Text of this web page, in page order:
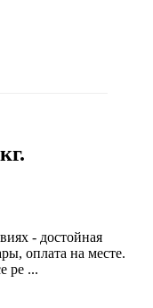
- достойная
оплата на месте.
ре ...